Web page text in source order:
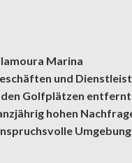
Marina
und
den Golfplätzen entfernt
hohen
Umgebung